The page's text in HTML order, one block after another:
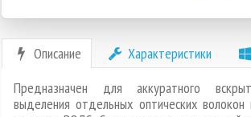
Описание Характеристики
Предназначен для аккуратного
выделения отдельных оптических